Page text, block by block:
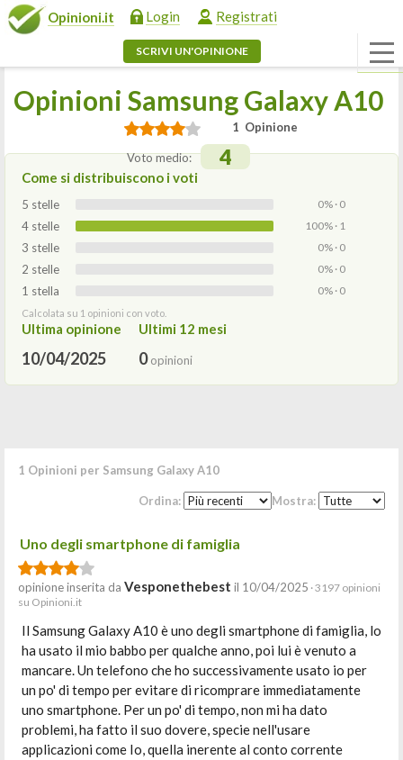
Opinioni.it Login Registrati
SCRIVI UN'OPINIONE
Opinioni Samsung Galaxy A10
1 Opinione
Voto medio: 4
Come si distribuiscono i voti
5 stelle 0% · 0
4 stelle 100% · 1
3 stelle 0% · 0
2 stelle 0% · 0
1 stella 0% · 0
Calcolata su 1 opinioni con voto.
Ultima opinione
10/04/2025
Ultimi 12 mesi
0opinioni
1 Opinioni per Samsung Galaxy A10
Ordina: Mostra:
Uno degli smartphone di famiglia
opinione inserita da Vesponethebest il 10/04/2025 · 3197 opinioni
su Opinioni.it
Il Samsung Galaxy A10 è uno degli smartphone di famiglia, lo
ha usato il mio babbo per qualche anno, poi lui è venuto a
mancare. Un telefono che ho successivamente usato io per
un po' di tempo per evitare di ricomprare immediatamente
uno smartphone. Per un po' di tempo, non mi ha dato
problemi, ha fatto il suo dovere, specie nell'usare
applicazioni come Io, quella inerente al conto corrente